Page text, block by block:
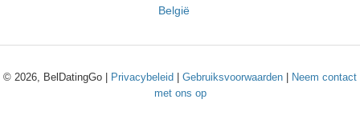
België
© 2026, BelDatingGo | Privacybeleid Gebruiksvoorwaarden
Neem contact
met ons op